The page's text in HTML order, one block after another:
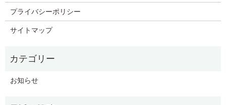
プライバシーポリシー
サイトマップ
お知らせ